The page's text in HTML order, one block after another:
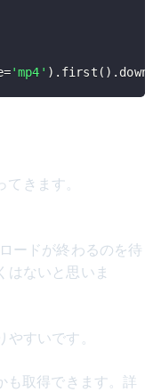
='mp4' ) . first ( ) .
きます。
ードが終わるのを待
はないと思いま
すいです。
も取得できます。詳